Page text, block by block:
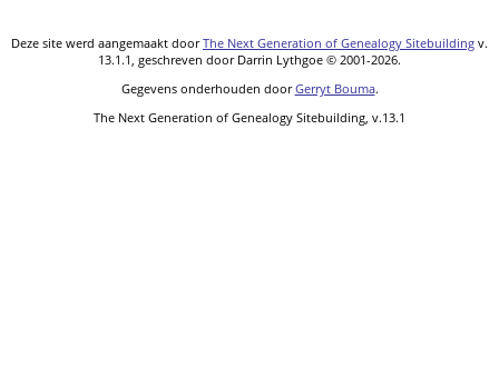
Deze site werd aangemaakt doorThe Next Generation of Genealogy Sitebuilding v.
13.1.1, geschreven door Darrin Lythgoe © 2001-2026.
Gegevens onderhouden doorGerryt Bouma.
The Next Generation of Genealogy Sitebuilding, v.13.1